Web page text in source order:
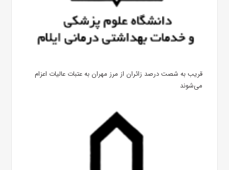
قریب به شصت درصد زائران از مرز مهران به عتبات عالیات اعزام
می‌شوند